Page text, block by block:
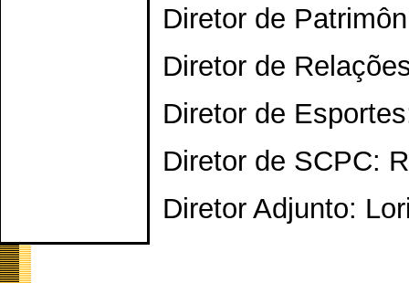
Diretor de
Diretor de
Diretor de
Diretor de SCPC:
Diretor Adjunto: